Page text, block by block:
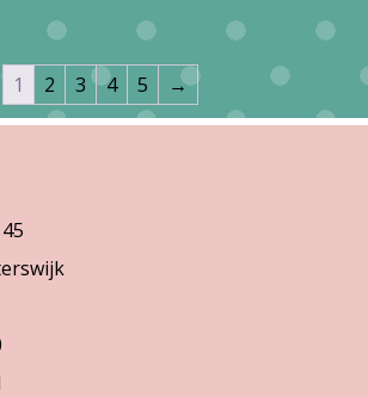
variaties.
Deze
optie
meerdere
1 2 3 4 5 →